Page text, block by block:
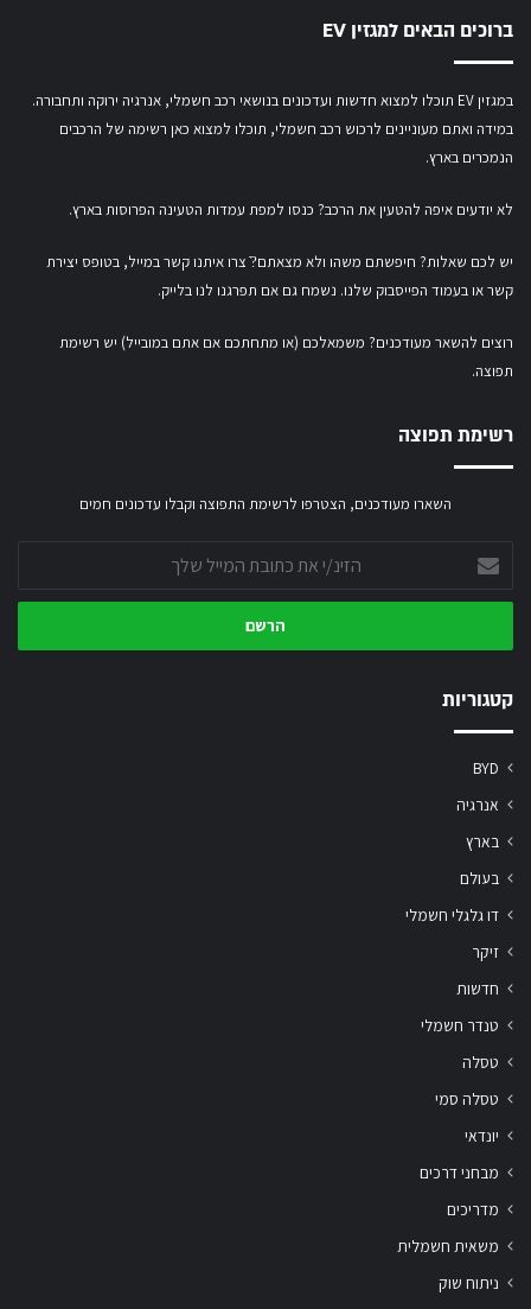
ברוכים הבאים למגזין EV
במגזין EV תוכלו למצוא חדשות ועדכונים בנושאי רכב חשמלי, אנרגיה ירוקה ותחבורה.
במידה ואתם מעוניינים לרכוש רכב חשמלי, תוכלו למצוא כאן רשימה של הרכבים
הנמכרים בארץ.
לא יודעים איפה להטעין את הרכב? כנסו למפת עמדות הטעינה הפרוסות בארץ.
יש לכם שאלות? חיפשתם משהו ולא מצאתם?ֿ צרו איתנו קשר במייל, בטופס יצירת
קשראובעמוד הפייסבוק שלנו. נשמח גם אם תפרגנו לנו בלייק.
רוצים להשאר מעודכנים? משמאלכם (או מתחתכם אם אתם במובייל) יש רשימת
תפוצה.
רשימת תפוצה
השארו מעודכנים, הצטרפו לרשימת התפוצה וקבלו עדכונים חמים
את
כתובת
שלך
קטגוריות
BYD
אנרגיה
בארץ
בעולם
דו גלגלי חשמלי
זיקר
חדשות
טנדר חשמלי
טסלה
טסלה סמי
יונדאי
מבחני דרכים
מדריכים
משאית חשמלית
ניתוח שוק